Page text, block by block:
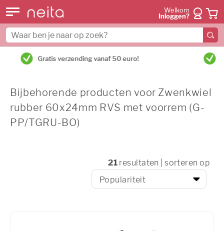
Welkom
Inloggen?
Ma-vr voor 15:00 besteld = dezelfde dag verzonden
Bijbehorende producten voor Zwenkwiel
rubber 60x24mm RVS met voorrem (G-
PP/TGRU-BO)
21 resultaten | sorteren op